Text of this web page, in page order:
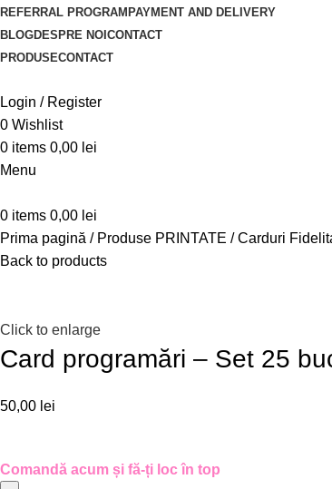
REFERRAL PROGRAM PAYMENT AND DELIVERY
BLOGDESPRE NOI CONTACT
PRODUSECONTACT
Login / Register
0 Wishlist
0 items 0,00 lei
Menu
0 items 0,00 lei
Prima pagină
Produse PRINTATE Carduri
Back to products
Click to enlarge
Card programări – Set 25
50,00 lei
Comandă acum și fă-ți loc în top